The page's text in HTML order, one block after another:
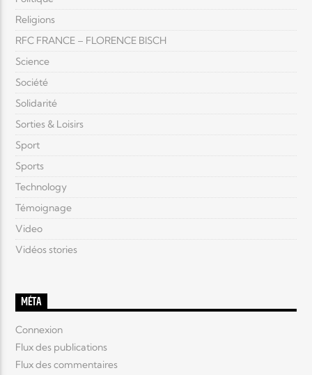
Religions
RFC FRANCE – FLORENCE BISCH
Science
Société
Solidarité
Sorties & Loisirs
Sport
Sports
Technology
Témoignage
Video
Vidéos stories
MÉTA
Connexion
Flux des publications
Flux des commentaires